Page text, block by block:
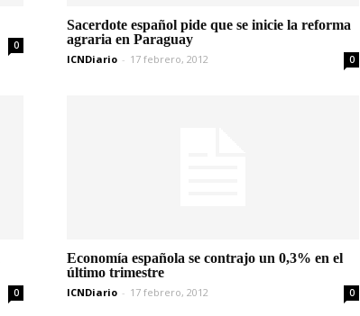
0
Sacerdote español pide que se inicie la reforma
agraria en Paraguay
ICNDiario - 17 febrero, 2012 0
0
Economía española se contrajo un 0,3% en el
último trimestre
ICNDiario - 17 febrero, 2012 0